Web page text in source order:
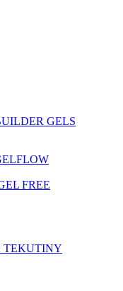
GELS
FREE
TEKUTINY